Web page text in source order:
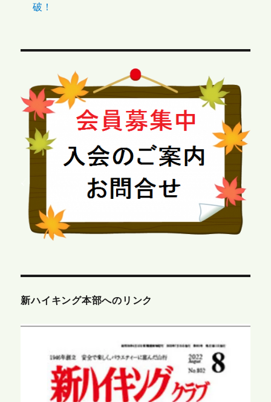
破！
新ハイキング本部へのリンク